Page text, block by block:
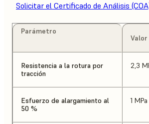
Solicitar el Certificado de Análisis
Parámetro
Valor
Resistencia a la rotura por
tracción
2,3
Esfuerzo de alargamiento al
50 %
1 MPa